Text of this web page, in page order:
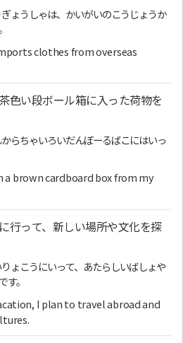
ょうしゃは、かいがいのこうじょうか
clothes from overseas
色い段ボール箱に入った荷物を
らちゃいろいだんぼーるばこにはいっ
a brown cardboard box from my
行って、新しい場所や文化を探
ょこうにいって、あたらしいばしょや
。
I plan to travel abroad and